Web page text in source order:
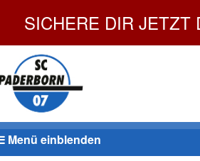
Menü einblenden
SICHERE DIR JETZT